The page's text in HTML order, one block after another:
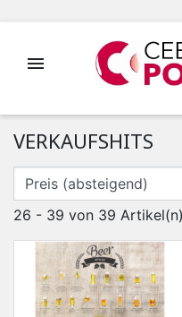

VERKAUFSHITS
26 - 39 von 39 Artikel(n)